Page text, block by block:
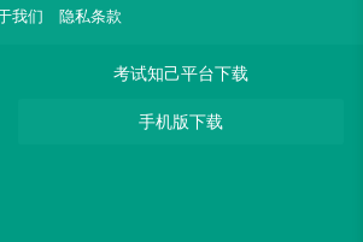
我们 隐私条款
考试知己平台下载
手机版下载